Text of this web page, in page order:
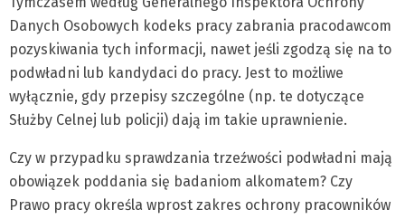
Danych Osobowych kodeks pracy zabrania pracodawcom
pozyskiwania tych informacji, nawet jeśli zgodzą się na to
podwładni lub kandydaci do pracy. Jest to możliwe
wyłącznie, gdy przepisy szczególne (np. te dotyczące
Służby Celnej lub policji) dają im takie uprawnienie.
Czy w przypadku sprawdzania trzeźwości podwładni mają
obowiązek poddania się badaniom alkomatem? Czy
Prawo pracy określa wprost zakres ochrony pracowników